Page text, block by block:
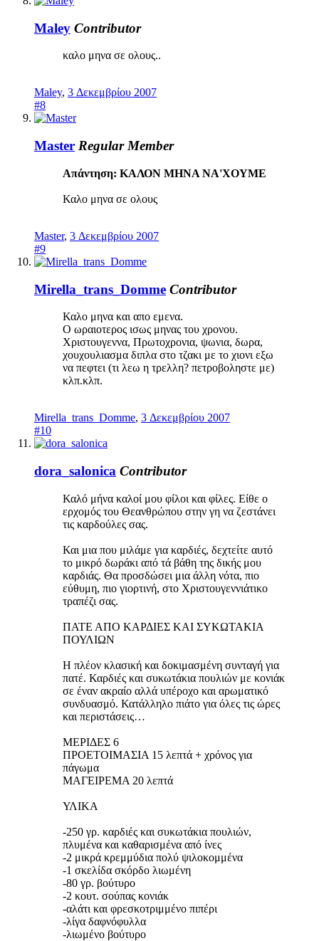
Maley Contributor
καλο μηνα σε ολους..
Maley, 3 Δεκεμβρίου 2007
#8
Master Regular Member
Απάντηση: ΚΑΛΟΝ ΜΗΝΑ ΝΑ'ΧΟΥΜΕ
Καλο μηνα σε ολους
Master, 3 Δεκεμβρίου 2007
#9
Mirella_trans_Domme Contributor
Καλο μηνα και απο εμενα.
Ο ωραιοτερος ισως μηνας του χρονου.
Χριστουγεννα, Πρωτοχρονια, ψωνια, δωρα,
χουχουλιασμα διπλα στο τζακι με το χιονι εξω
να πεφτει (τι λεω η τρελλη? πετροβοληστε με)
κλπ.κλπ.
Mirella_trans_Domme, 3 Δεκεμβρίου 2007
#10
dora_salonica Contributor
Καλό μήνα καλοί μου φίλοι και φίλες. Είθε ο
ερχομός του Θεανθρώπου στην γη να ζεστάνει
τις καρδούλες σας.
Και μια που μιλάμε για καρδιές, δεχτείτε αυτό
το μικρό δωράκι από τά βάθη της δικής μου
καρδιάς. Θα προσδώσει μια άλλη νότα, πιο
εύθυμη, πιο γιορτινή, στο Χριστουγεννιάτικο
τραπέζι σας.
ΠΑΤΕ ΑΠΟ ΚΑΡΔΙΕΣ ΚΑΙ ΣΥΚΩΤΑΚΙΑ
ΠΟΥΛΙΩΝ
Η πλέον κλασική και δοκιμασμένη συνταγή για
πατέ. Καρδιές και συκωτάκια πουλιών με κονιάκ
σε έναν ακραίο αλλά υπέροχο και αρωματικό
συνδυασμό. Κατάλληλο πιάτο για όλες τις ώρες
και περιστάσεις…
ΜΕΡΙΔΕΣ 6
ΠΡΟΕΤΟΙΜΑΣΙΑ 15 λεπτά + χρόνος για
πάγωμα
ΜΑΓΕΙΡΕΜΑ 20 λεπτά
ΥΛΙΚΑ
-250 γρ. καρδιές και συκωτάκια πουλιών,
πλυμένα και καθαρισμένα από ίνες
-2 μικρά κρεμμύδια πολύ ψιλοκομμένα
-1 σκελίδα σκόρδο λιωμένη
-80 γρ. βούτυρο
-2 κουτ. σούπας κονιάκ
-αλάτι και φρεσκοτριμμένο πιπέρι
-λίγα δαφνόφυλλα
-λιωμένο βούτυρο